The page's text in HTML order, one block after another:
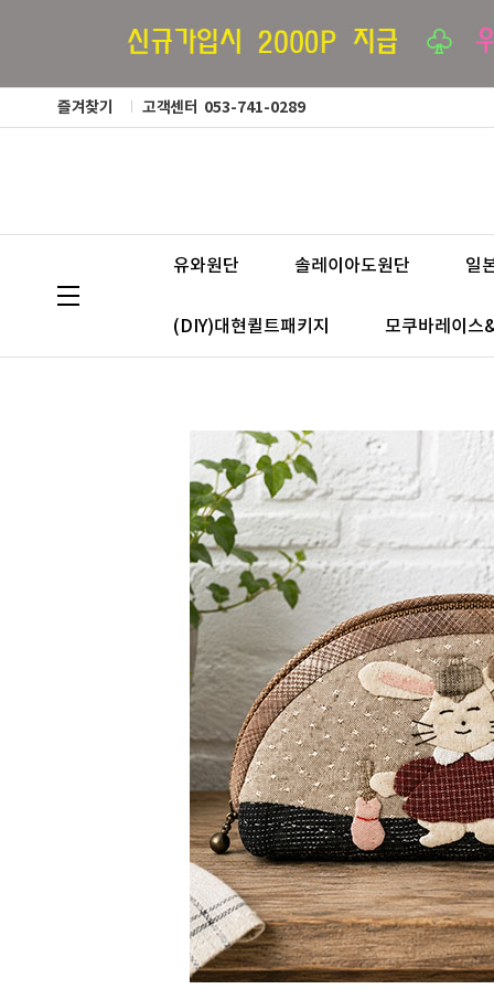
즐겨찾기 고객센터 053-741-0289
유와원단 솔레이아도원단 일
(DIY)대현퀼트패키지 모쿠바레이스